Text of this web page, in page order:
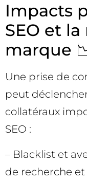
Impacts
SEO et
marque
Une prise de
peut
collatéraux
SEO :
– Blacklist et
de recherche